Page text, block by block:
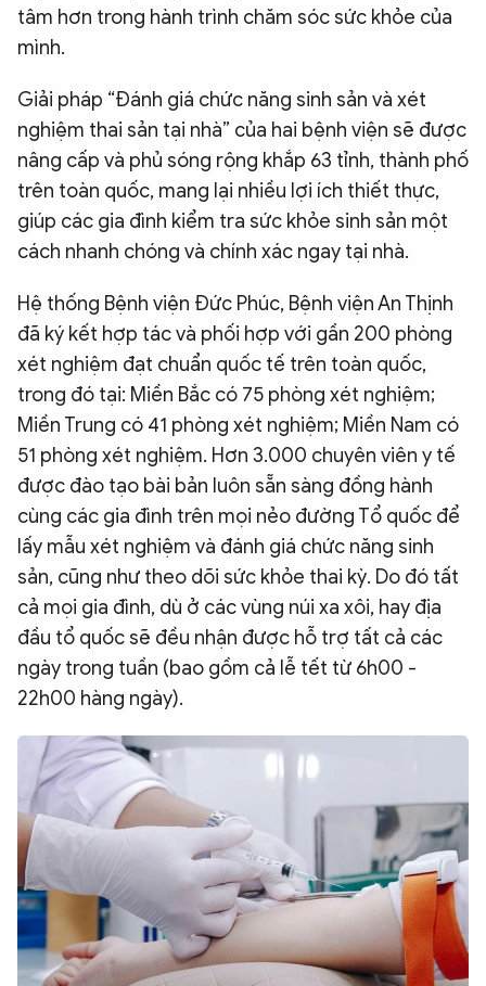
tâm hơn trong hành trình chăm sóc sức khỏe của
mình.
Giải pháp “Đánh giá chức năng sinh sản và xét
nghiệm thai sản tại nhà” của hai bệnh viện sẽ được
nâng cấp và phủ sóng rộng khắp 63 tỉnh, thành phố
trên toàn quốc, mang lại nhiều lợi ích thiết thực,
giúp các gia đình kiểm tra sức khỏe sinh sản một
cách nhanh chóng và chính xác ngay tại nhà.
Hệ thống Bệnh viện Đức Phúc, Bệnh viện An Thịnh
đã ký kết hợp tác và phối hợp với gần 200 phòng
xét nghiệm đạt chuẩn quốc tế trên toàn quốc,
trong đó tại: Miền Bắc có 75 phòng xét nghiệm;
Miền Trung có 41 phòng xét nghiệm; Miền Nam có
51 phòng xét nghiệm. Hơn 3.000 chuyên viên y tế
được đào tạo bài bản luôn sẵn sàng đồng hành
cùng các gia đình trên mọi nẻo đường Tổ quốc để
lấy mẫu xét nghiệm và đánh giá chức năng sinh
sản, cũng như theo dõi sức khỏe thai kỳ. Do đó tất
cả mọi gia đình, dù ở các vùng núi xa xôi, hay địa
đầu tổ quốc sẽ đều nhận được hỗ trợ tất cả các
ngày trong tuần (bao gồm cả lễ tết từ 6h00 -
22h00 hàng ngày).